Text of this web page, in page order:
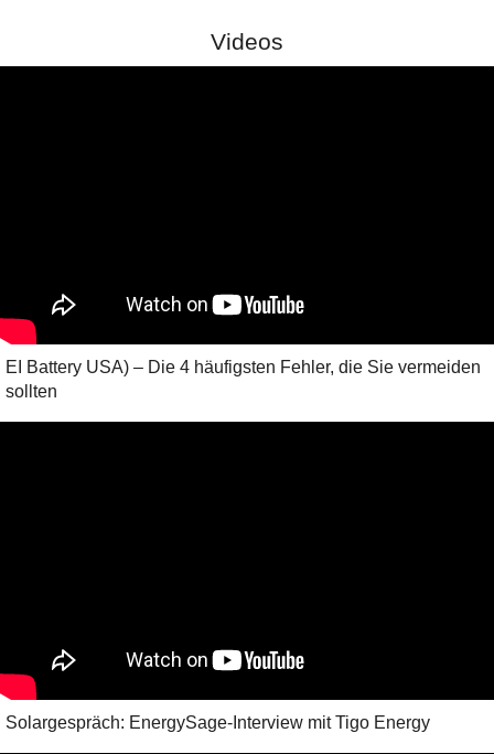
Videos
EI Battery USA) – Die 4 häufigsten Fehler, die Sie vermeiden
sollten
Solargespräch: EnergySage-Interview mit Tigo Energy